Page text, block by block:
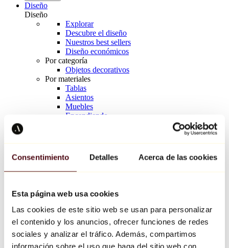
Consentimiento Detalles Acerca de las cookies
Esta página web usa cookies
Las cookies de este sitio web se usan para personalizar
el contenido y los anuncios, ofrecer funciones de redes
sociales y analizar el tráfico. Además, compartimos
información sobre el uso que haga del sitio web con
Diseño
Diseño
Explorar
Descubre el diseño
Nuestros best sellers
Diseño económicos
Por categoría
Objetos decorativos
Por materiales
Tablas
Asientos
Muebles
Encendiendo
Richard Orlinski
Keith Haring
Jeff Koons
Jean-Michel Basquiat
Todos los diseñadores
Obra de la semana